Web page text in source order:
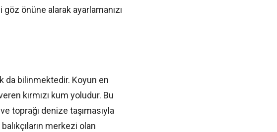
önüne alarak ayarlamanızı
da bilinmektedir. Koyun en
kırmızı kum yoludur. Bu
toprağı denize taşımasıyla
merkezi olan